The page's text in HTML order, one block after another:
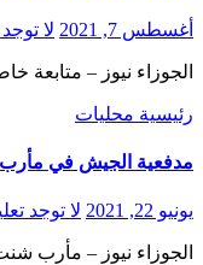
أغسطس 7, 2021 لا
الجوزاء نيوز – متابعة
رئيسية محليات
مدفعية الجيش في مأرب
يونيو 22, 2021 لا توجد
الجوزاء نيوز – مأرب